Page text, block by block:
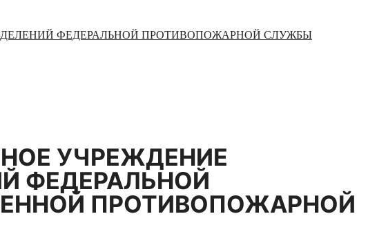
ФЕДЕРАЛЬНОЙ ПРОТИВОПОЖАРНОЙ СЛУЖБЫ
УЧРЕЖДЕНИЕ
ФЕДЕРАЛЬНОЙ
ПРОТИВОПОЖАРНОЙ